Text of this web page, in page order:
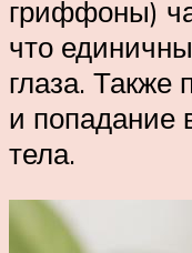
гриффоны)
что
глаза.
и попадание
тела.